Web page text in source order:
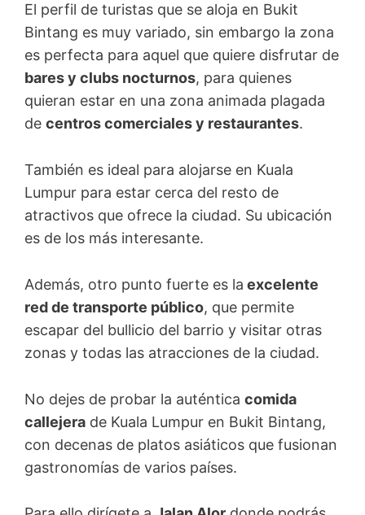
El perfil de turistas que se aloja en Bukit
Bintang es muy variado, sin embargo la zona
es perfecta para aquel que quiere disfrutar de
bares y clubs nocturnos, para quienes
quieran estar en una zona animada plagada
de centros comerciales y restaurantes.
También es ideal para alojarse en Kuala
Lumpur para estar cerca del resto de
atractivos que ofrece la ciudad. Su ubicación
es de los más interesante.
Además, otro punto fuerte es la excelente
red de transporte público, que permite
escapar del bullicio del barrio y visitar otras
zonas y todas las atracciones de la ciudad.
No dejes de probar la auténtica comida
callejera de Kuala Lumpur en Bukit Bintang,
con decenas de platos asiáticos que fusionan
gastronomías de varios países.